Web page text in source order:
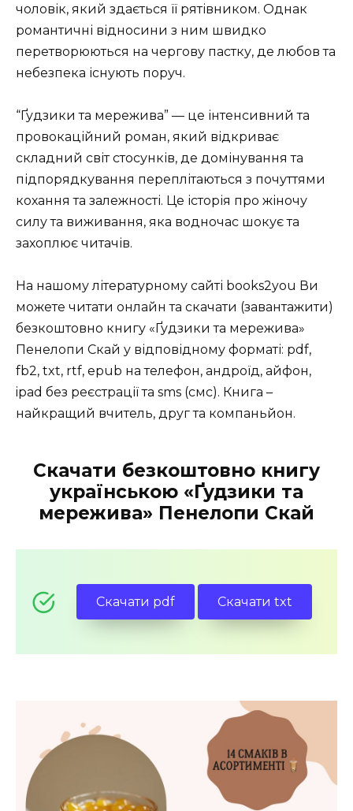
чоловік, який здається її рятівником. Однак
романтичні відносини з ним швидко
перетворюються на чергову пастку, де любов та
небезпека існують поруч.
“Ґудзики та мережива” — це інтенсивний та
провокаційний роман, який відкриває
складний світ стосунків, де домінування та
підпорядкування переплітаються з почуттями
кохання та залежності. Це історія про жіночу
силу та виживання, яка водночас шокує та
захоплює читачів.
На нашому літературному сайті books2you Ви
можете читати онлайн та скачати (завантажити)
безкоштовно книгу «Ґудзики та мережива»
Пенелопи Скай у відповідному форматі: pdf,
fb2, txt, rtf, epub на телефон, андроїд, айфон,
ipad без реєстрації та sms (смс). Книга –
найкращий вчитель, друг та компаньйон.
Скачати безкоштовно книгу
українською «Ґудзики та
мережива» Пенелопи Скай
Скачати pdf Скачати txt